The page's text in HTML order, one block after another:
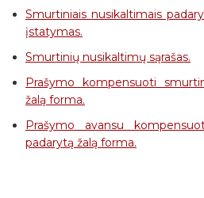
Smurtiniais nusikaltimais
įstatymas.
Smurtinių nusikaltimų sąrašas.
Prašymo kompensuoti
žalą forma.
Prašymo avansu
padarytą žalą forma.